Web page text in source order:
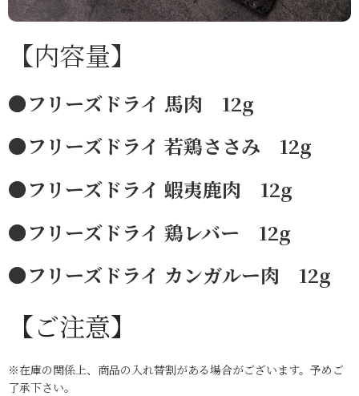
【内容量】
●フリーズドライ 馬肉 12g
●フリーズドライ 若鶏ささみ 12g
●フリーズドライ 蝦夷鹿肉 12g
●フリーズドライ 鶏レバー 12g
●フリーズドライ カンガルー肉 12g
【ご注意】
※在庫の関係上、商品の入れ替割がある場合がございます。予めご
了承下さい。